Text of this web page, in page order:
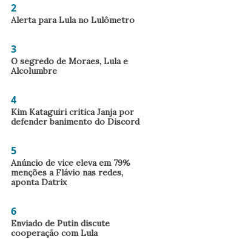
2
Alerta para Lula no Lulômetro
3
O segredo de Moraes, Lula e
Alcolumbre
4
Kim Kataguiri critica Janja por
defender banimento do Discord
5
Anúncio de vice eleva em 79%
menções a Flávio nas redes,
aponta Datrix
6
Enviado de Putin discute
cooperação com Lula